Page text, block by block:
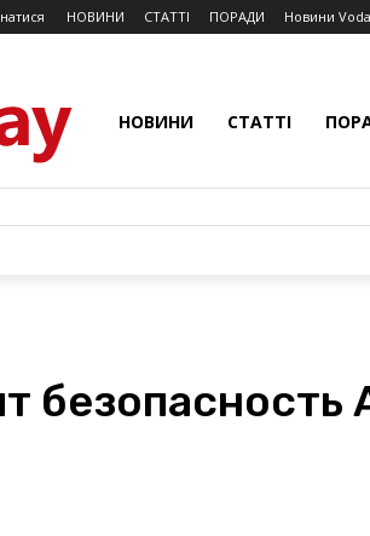
НОВИНИ СТАТТІ ПОРАДИ Новини
НОВИНИ СТАТТІ
безопасность